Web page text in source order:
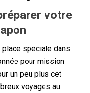
votre
place spéciale dans
pour mission
un peu plus cet
voyages au